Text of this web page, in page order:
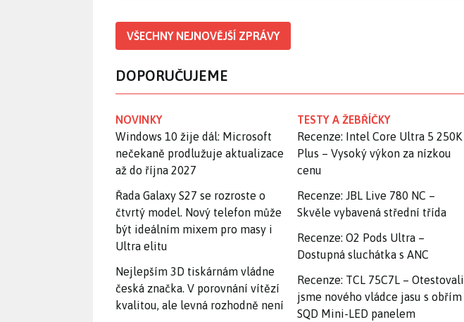
VŠECHNY NEJNOVĚJŠÍ ZPRÁVY
DOPORUČUJEME
NOVINKY
Windows 10 žije dál: Microsoft
nečekaně prodlužuje aktualizace
až do října 2027
Řada Galaxy S27 se rozroste o
čtvrtý model. Nový telefon může
být ideálním mixem pro masy i
Ultra elitu
Nejlepším 3D tiskárnám vládne
česká značka. V porovnání vítězí
kvalitou, ale levná rozhodně není
TESTY A ŽEBŘÍČKY
Recenze: Intel Core Ultra 5 250K
Plus – Vysoký výkon za nízkou
cenu
Recenze: JBL Live 780 NC –
Skvěle vybavená střední třída
Recenze: O2 Pods Ultra –
Dostupná sluchátka s ANC
Recenze: TCL 75C7L – Otestovali
jsme nového vládce jasu s obřím
SQD Mini-LED panelem